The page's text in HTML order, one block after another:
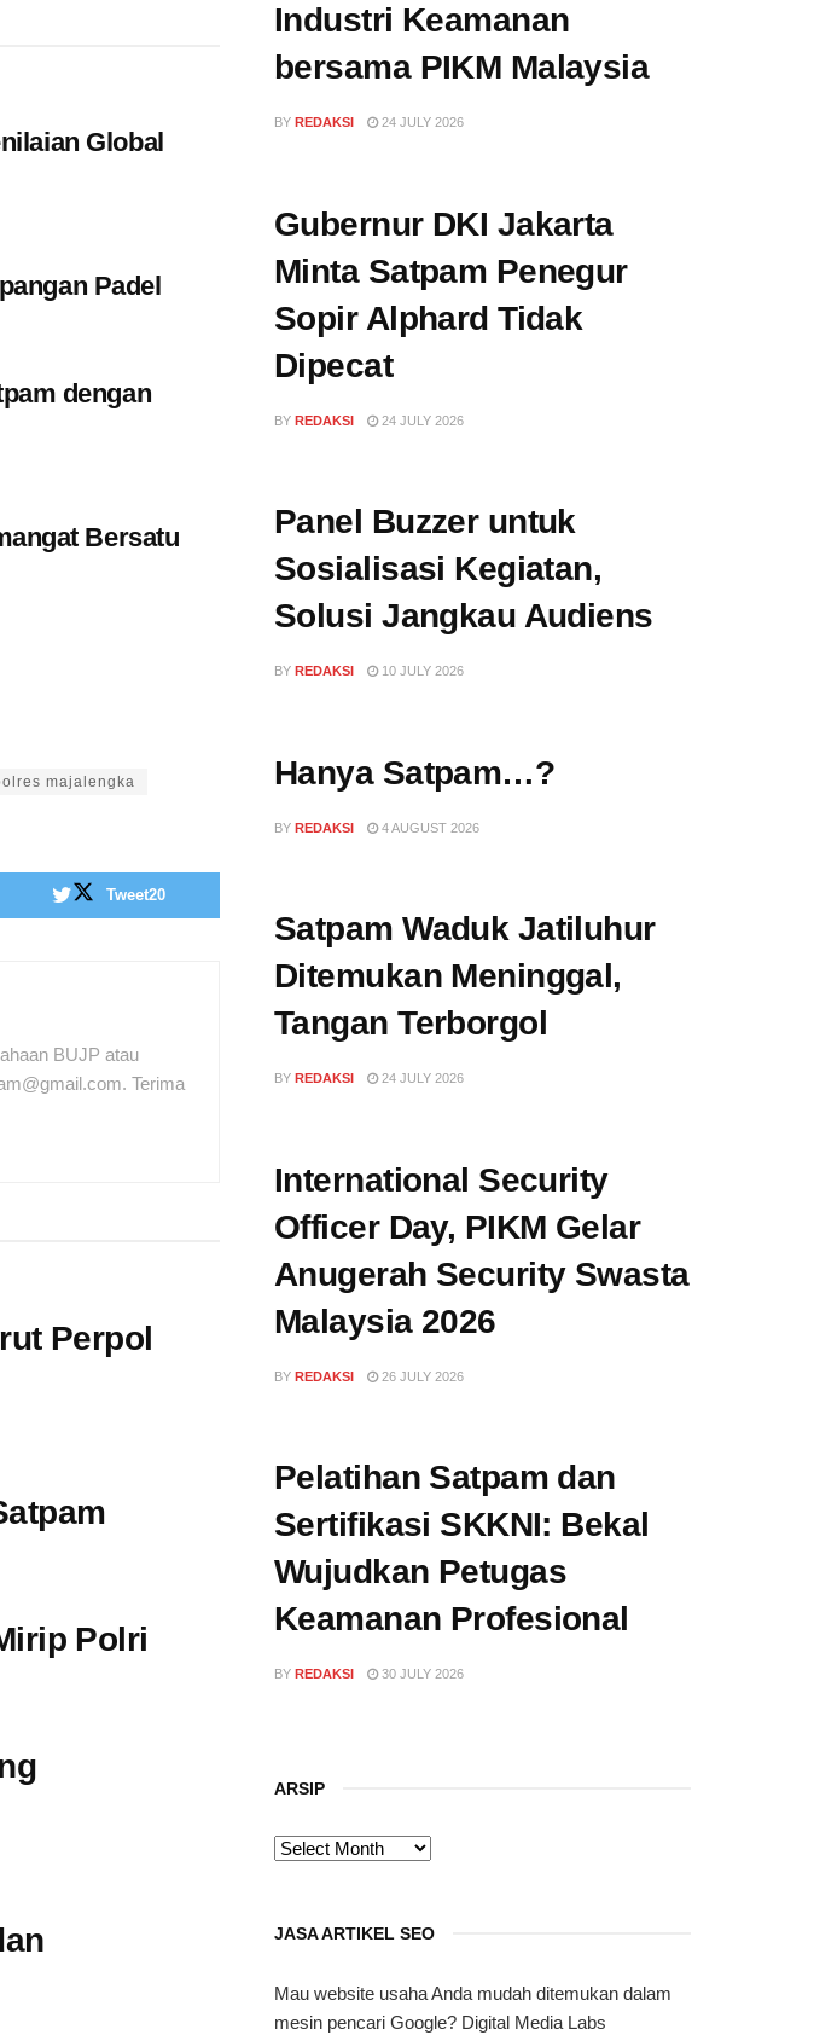
Global
Padel
dengan
Bersatu
majalengka
Tweet20
BUJP atau
Terima
Perpol
Polri
Industri Keamanan
bersama PIKM Malaysia
BY REDAKSI 24 JULY 2026
Gubernur DKI Jakarta
Minta Satpam Penegur
Sopir Alphard Tidak
Dipecat
BY REDAKSI 24 JULY 2026
Panel Buzzer untuk
Sosialisasi Kegiatan,
Solusi Jangkau Audiens
BY REDAKSI 10 JULY 2026
Hanya Satpam…?
BY REDAKSI 4 AUGUST 2026
Satpam Waduk Jatiluhur
Ditemukan Meninggal,
Tangan Terborgol
BY REDAKSI 24 JULY 2026
International Security
Officer Day, PIKM Gelar
Anugerah Security Swasta
Malaysia 2026
BY REDAKSI 26 JULY 2026
Pelatihan Satpam dan
Sertifikasi SKKNI: Bekal
Wujudkan Petugas
Keamanan Profesional
BY REDAKSI 30 JULY 2026
ARSIP
ARSIP
JASA ARTIKEL SEO
Mau website usaha Anda mudah ditemukan dalam
mesin pencari Google? Digital Media Labs